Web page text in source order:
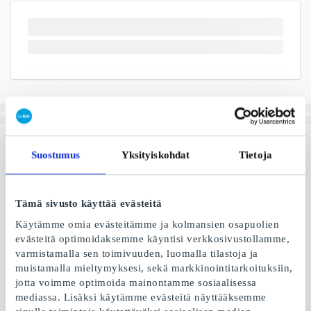
Suostumus Yksityiskohdat Tietoja
Tämä sivusto käyttää evästeitä
Käytämme omia evästeitämme ja kolmansien osapuolien
evästeitä optimoidaksemme käyntisi verkkosivustollamme,
varmistamalla sen toimivuuden, luomalla tilastoja ja
muistamalla mieltymyksesi, sekä markkinointitarkoituksiin,
jotta voimme optimoida mainontamme sosiaalisessa
mediassa. Lisäksi käytämme evästeitä näyttääksemme